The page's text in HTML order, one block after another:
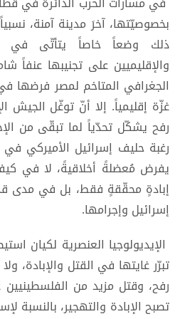
بخصوصيّتها، آخرَ مدينة آمنة،
ذلك وضعاً خاصاً يتأتّى في
والإقليميين على تجنيبها عنفاً
الجغرافي المتاخم لمصر فرضها
غزّة إقليمياً. إلا أنّ توغّل
رفح يشكّل تحدّياً لما تبقّى من
رغبة حليف إسرائيل الأميركي
يفرض مُعضلةً أخلاقيةً، لا في
إبادةٍ محقّقةٍ فقط، بل في مدى
إسرائيل وإجرامها.
الإيديولوجيا العنصرية لكيان
تبرّر غايتها في القتل والإبادة،
رفح، وقتل مزيد من الفلسطينيين
تصبح الإبادة والتهجير، بالنسبة